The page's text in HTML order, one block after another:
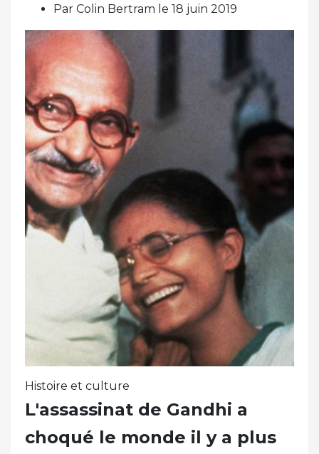
Par Colin Bertram le 18 juin 2019
Histoire et culture
L'assassinat de Gandhi a
choqué le monde il y a plus